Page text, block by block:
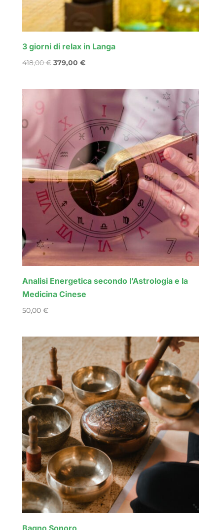
3 giorni di relax in Langa
418,00€ Il
418,00 €.
379,00 €Il
379,00 €.
Analisi Energetica secondo l’Astrologia e la
Medicina Cinese
50,00 €